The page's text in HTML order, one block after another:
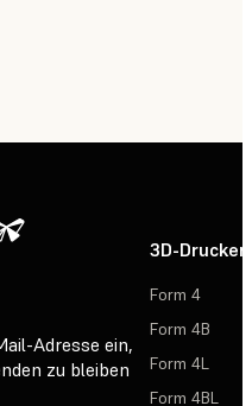
Adresse ein,
zu bleiben
3D-Drucker
Form 4
Form 4B
Form 4L
Form 4BL